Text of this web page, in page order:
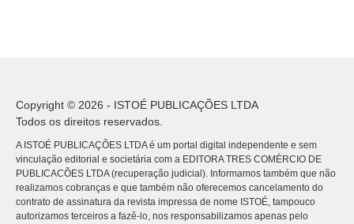
Copyright © 2026 - ISTOÉ PUBLICAÇÕES LTDA
Todos os direitos reservados.
A ISTOÉ PUBLICAÇÕES LTDA é um portal digital independente e sem
vinculação editorial e societária com a EDITORA TRES COMÉRCIO DE
PUBLICACÕES LTDA (recuperação judicial). Informamos também que não
realizamos cobranças e que também não oferecemos cancelamento do
contrato de assinatura da revista impressa de nome ISTOÉ, tampouco
autorizamos terceiros a fazê-lo, nos responsabilizamos apenas pelo